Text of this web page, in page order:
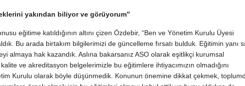
yakından biliyor ve görüyorum”
eğitime katıldığının altını çizen Özdebir, “Ben ve Yönetim Kurulu Üyesi
Bu arada birtakım bilgilerimizi de güncelleme fırsatı bulduk. Eğitimin yanı
almaya hak kazandık. Aslına bakarsanız ASO olarak eşitlikçi kurumsal
ve akreditasyon belgelerimizle bu eğitimlere ihtiyacımızın olmadığını
Kurulu olarak böyle düşünmedik. Konunun önemine dikkat çekmek,